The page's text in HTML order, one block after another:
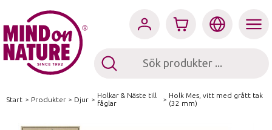
Start / Produkter / Djur / Holkar & Näste till
fåglar
/ Holk Mes, vitt med grått tak
(32 mm)